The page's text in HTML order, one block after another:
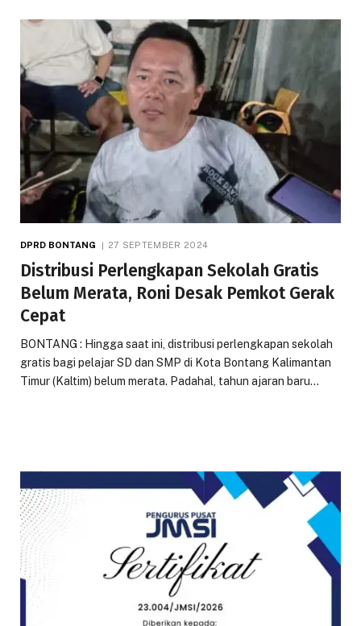
DPRD BONTANG 27 SEPTEMBER 2024
Distribusi Perlengkapan Sekolah Gratis
Belum Merata, Roni Desak Pemkot Gerak
Cepat
BONTANG : Hingga saat ini, distribusi perlengkapan sekolah
gratis bagi pelajar SD dan SMP di Kota Bontang Kalimantan
Timur (Kaltim) belum merata. Padahal, tahun ajaran baru…